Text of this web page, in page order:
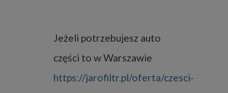
Jeżeli potrzebujesz auto
części to w Warszawie
https://jarofiltr.pl/oferta/czesci-